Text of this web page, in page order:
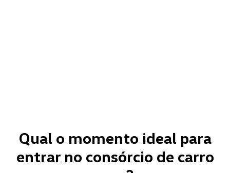
Qual o momento ideal para
entrar no consórcio de carro